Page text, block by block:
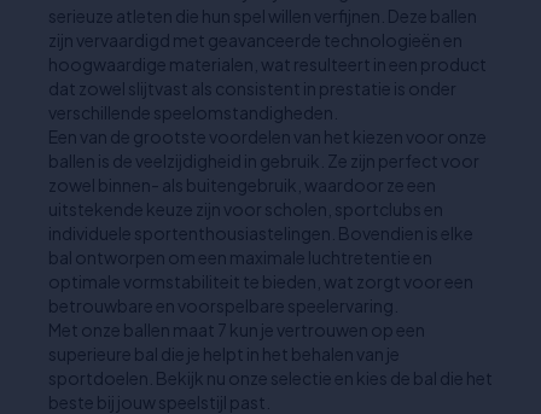
serieuze atleten die hun spel willen verfijnen. Deze ballen
zijn vervaardigd met geavanceerde technologieën en
hoogwaardige materialen, wat resulteert in een product
dat zowel slijtvast als consistent in prestatie is onder
verschillende speelomstandigheden.
Een van de grootste voordelen van het kiezen voor onze
ballen is de veelzijdigheid in gebruik. Ze zijn perfect voor
zowel binnen- als buitengebruik, waardoor ze een
uitstekende keuze zijn voor scholen, sportclubs en
individuele sportenthousiastelingen. Bovendien is elke
bal ontworpen om een maximale luchtretentie en
optimale vormstabiliteit te bieden, wat zorgt voor een
betrouwbare en voorspelbare speelervaring.
Met onze ballen maat 7 kun je vertrouwen op een
superieure bal die je helpt in het behalen van je
sportdoelen. Bekijk nu onze selectie en kies de bal die het
beste bij jouw speelstijl past.